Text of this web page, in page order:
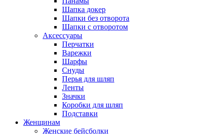
Шапка докер
Шапки без отворота
Шапки с отворотом
Аксессуары
Перчатки
Варежки
Шарфы
Снуды
Перья для шляп
Ленты
Значки
Коробки для шляп
Подставки
Женщинам
Женские бейсболки